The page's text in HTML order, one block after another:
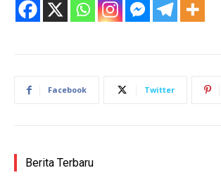
Facebook Twitter
Berita Terbaru